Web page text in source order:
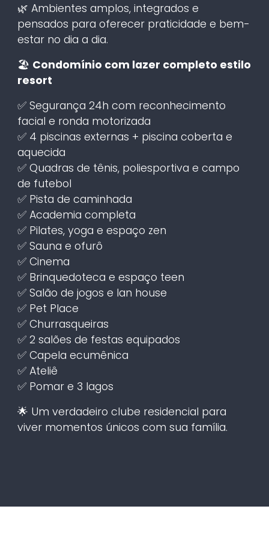
🌿 Ambientes amplos, integrados e
pensados para oferecer praticidade e bem-
estar no dia a dia.
🏖️ Condomínio com lazer completo estilo
resort
✅ Segurança 24h com reconhecimento
facial e ronda motorizada
✅ 4 piscinas externas + piscina coberta e
aquecida
✅ Quadras de tênis, poliesportiva e campo
de futebol
✅ Pista de caminhada
✅ Academia completa
✅ Pilates, yoga e espaço zen
✅ Sauna e ofurô
✅ Cinema
✅ Brinquedoteca e espaço teen
✅ Salão de jogos e lan house
✅ Pet Place
✅ Churrasqueiras
✅ 2 salões de festas equipados
✅ Capela ecumênica
✅ Ateliê
✅ Pomar e 3 lagos
🌟 Um verdadeiro clube residencial para
viver momentos únicos com sua família.